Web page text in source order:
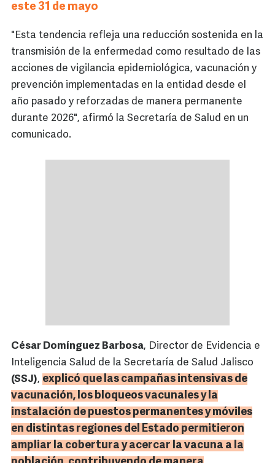
este 31 de mayo
"Esta tendencia refleja una reducción sostenida en la
transmisión de la enfermedad como resultado de las
acciones de vigilancia epidemiológica, vacunación y
prevención implementadas en la entidad desde el
año pasado y reforzadas de manera permanente
durante 2026", afirmó la Secretaría de Salud en un
comunicado.
César Domínguez Barbosa, Director de Evidencia e
Inteligencia Salud de la Secretaría de Salud Jalisco
(SSJ), explicó que las campañas intensivas de
vacunación, los bloqueos vacunales y la
instalación de puestos permanentes y móviles
en distintas regiones del Estado permitieron
ampliar la cobertura y acercar la vacuna a la